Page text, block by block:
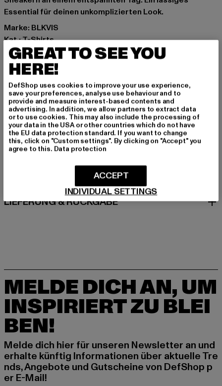
Essential für deinen unkomplizierten Look.
Marke: BLKVIS
Kat.: T-Shirts
Farbe: beige
Hersteller Farbe: beige
Materialzusammensetzung: 100% Baumwolle
Art.Nr: 42612601-00003
Hersteller: Play Hard GmbH |mail@blkvis.de
Landwehrstrasse 70A | 80336 München | DE
GRÖSSE & PASSFORM
LIEFERUNG & RÜCKGABE
MELDE DICH AN, UM
INSPIRIERT ZU BLEI
BEN!
Melde dich hier für unseren Newsletter an und
erhalte künftig Informationen über aktuelle Tre
nds, Angebote und Gutscheine von DefShop p
er E-Mail!
GREAT TO SEE YOU
HERE!
DefShop uses cookies to improve your use experience,
save your preferences, analyse use behaviour and to
provide and measure interest-based contents and
advertising. In addition, we allow partners to extract data
or to use cookies. This may also include the processing of
your data in the USA or other countries which do not have
the EU data protection standard. If you want to change
this, click on "Custom settings". By clicking on "Accept" you
agree to this. Data protection
INDIVIDUAL SETTINGS
ACCEPT